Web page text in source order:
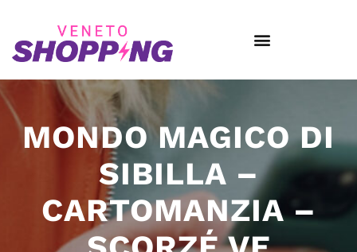
MONDO MAGICO DI
SIBILLA –
CARTOMANZIA –